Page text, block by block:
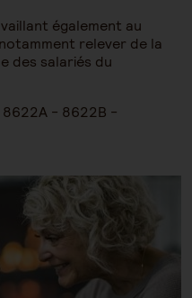
également au
relever de la
des salariés du
8622A - 8622B -